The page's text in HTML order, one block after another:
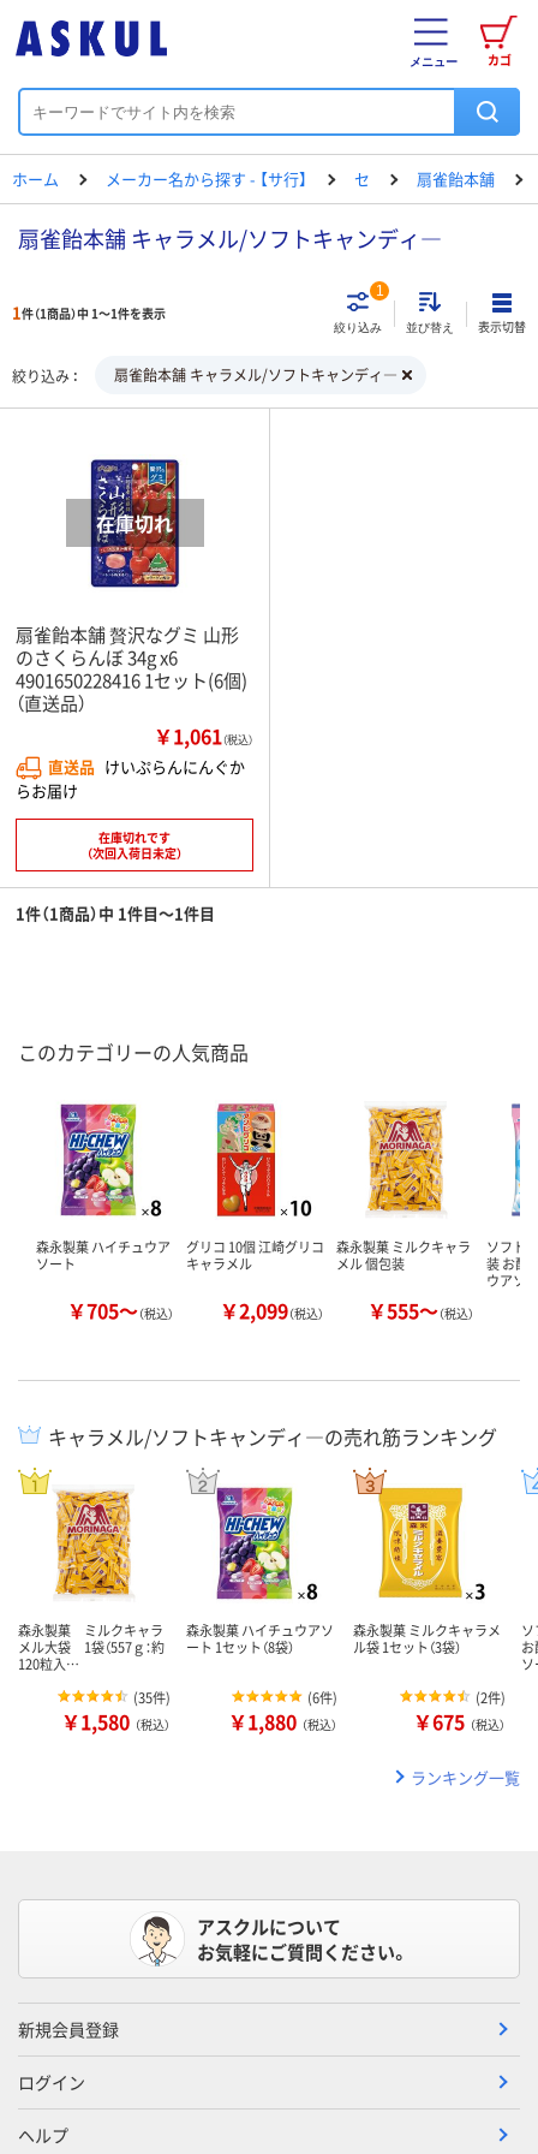
カゴ
メニュー
ホーム メーカー名から探す - 【サ行】 セ 扇雀飴本舗
扇雀飴本舗 キャラメル/ソフトキャンディ―
1件（1商品）中 1～1件を表示
絞り込み
1
並び替え 表示切替
絞り込み 扇雀飴本舗 キャラメル/ソフトキャンディ―
扇雀飴本舗 贅沢なグミ 山形
のさくらんぼ 34g x6
4901650228416 1セット(6個)
（直送品）
￥1,061（税込）
直送品 けいぷらんにんぐか
らお届け
在庫切れです
（次回入荷日未定）
1件（1商品）中 1件目～1件目
このカテゴリーの人気商品
森永製菓 ハイチュウア
ソート
￥705～（税込）
グリコ 10個 江崎グリコ
キャラメル
￥2,099（税込）
森永製菓 ミルクキャラ
メル 個包装
￥555～（税込）
ソフト
装 お配
ウアソ
キャラメル/ソフトキャンディ―の売れ筋ランキング
森永製菓 ミルクキャラ
メル大袋 1袋（557ｇ：約
120粒入…
(35件)
￥1,580 （税込）
森永製菓 ハイチュウアソ
ート 1セット（8袋）
(6件)
￥1,880 （税込）
森永製菓 ミルクキャラメ
ル袋 1セット（3袋）
(2件)
￥675 （税込）
ランキング一覧
アスクルについて
お気軽にご質問ください。
新規会員登録
ログイン
ヘルプ